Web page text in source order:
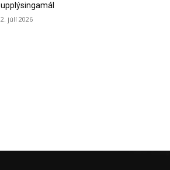
upplýsingamál
2. júlí 2026